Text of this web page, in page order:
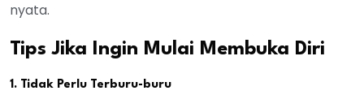
nyata.
Tips Jika Ingin Mulai Membuka Diri
1. Tidak Perlu Terburu-buru